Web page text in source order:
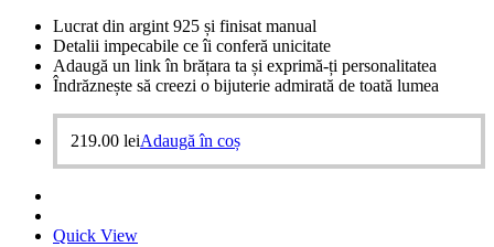
Lucrat din argint 925 și finisat manual
Detalii impecabile ce îi conferă unicitate
Adaugă un link în brățara ta și exprimă-ți personalitatea
Îndrăznește să creezi o bijuterie admirată de toată lumea
219.00 leiAdaugă în coș
Quick View